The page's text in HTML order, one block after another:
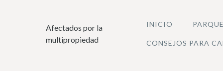
Afectados por la
multipropiedad
INICIO
CONSEJOS PARA